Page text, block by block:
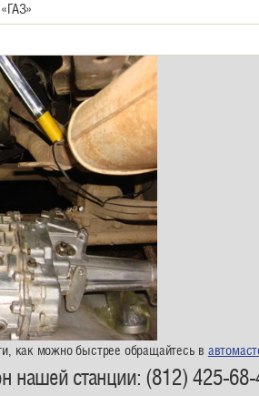
как можно быстрее обращайтесь в
нашей станции: (812)425-